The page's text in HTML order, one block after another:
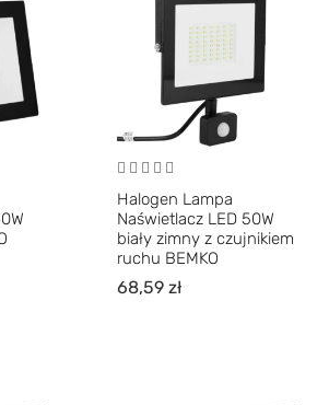
Halogen Lampa
Naświetlacz LED 50W
biały zimny z czujnikiem
ruchu BEMKO
68,59 zł